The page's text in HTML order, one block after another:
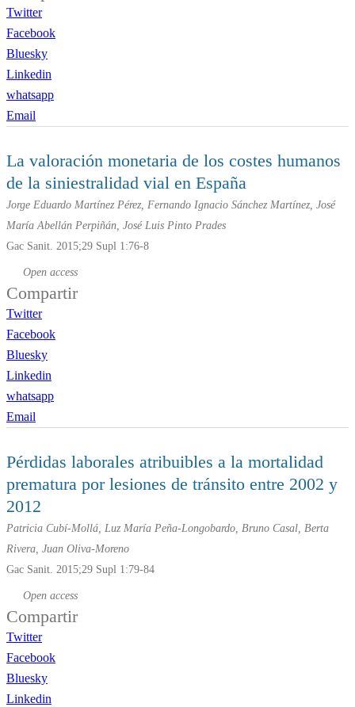
Twitter
Facebook
Bluesky
Linkedin
whatsapp
Email
La valoración monetaria de los costes humanos
de la siniestralidad vial en España
Jorge Eduardo Martínez Pérez, Fernando Ignacio Sánchez Martínez, José
María Abellán Perpiñán, José Luis Pinto Prades
Gac Sanit. 2015;29 Supl 1:76-8
Open access
Compartir
Twitter
Facebook
Bluesky
Linkedin
whatsapp
Email
Pérdidas laborales atribuibles a la mortalidad
prematura por lesiones de tránsito entre 2002 y
2012
Patricia Cubí-Mollá, Luz María Peña-Longobardo, Bruno Casal, Berta
Rivera, Juan Oliva-Moreno
Gac Sanit. 2015;29 Supl 1:79-84
Open access
Compartir
Twitter
Facebook
Bluesky
Linkedin